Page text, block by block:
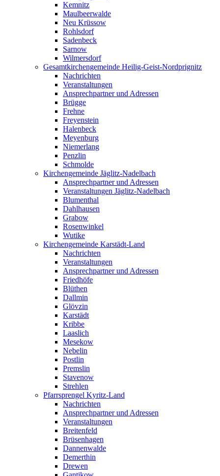
Kemnitz
Maulbeerwalde
Neu Krüssow
Rohlsdorf
Sadenbeck
Sarnow
Wilmersdorf
Gesamtkirchengemeinde Heilig-Geist-Nordprignitz
Nachrichten
Veranstaltungen
Ansprechpartner und Adressen
Brügge
Frehne
Freyenstein
Halenbeck
Meyenburg
Niemerlang
Penzlin
Schmolde
Kirchengemeinde Jäglitz-Nadelbach
Ansprechpartner und Adressen
Veranstaltungen Jäglitz-Nadelbach
Blumenthal
Dahlhausen
Grabow
Rosenwinkel
Wutike
Kirchengemeinde Karstädt-Land
Nachrichten
Veranstaltungen
Ansprechpartner und Adressen
Friedhöfe
Blüthen
Dallmin
Glövzin
Karstädt
Kribbe
Laaslich
Mesekow
Nebelin
Postlin
Premslin
Stavenow
Strehlen
Pfarrsprengel Kyritz-Land
Nachrichten
Ansprechpartner und Adressen
Veranstaltungen
Breitenfeld
Brüsenhagen
Dannenwalde
Demerthin
Drewen